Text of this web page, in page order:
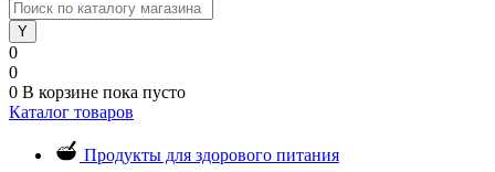
0
0
0 В корзине пока пусто
Каталог товаров
Продукты для здорового питания